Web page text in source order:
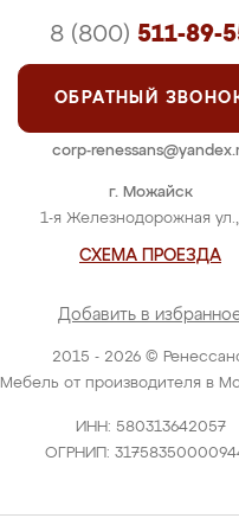
2015 - 2026 ©
Мебель от производителя в
ИНН: 580313642057
ОГРНИП:
г. Можайск
1-я Железнодорожная
СХЕМА ПРОЕЗДА
Добавить в
8 (800) 511-89-
ОБРАТНЫЙ
corp-